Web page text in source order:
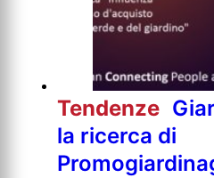
Tendenze
la ricerca di